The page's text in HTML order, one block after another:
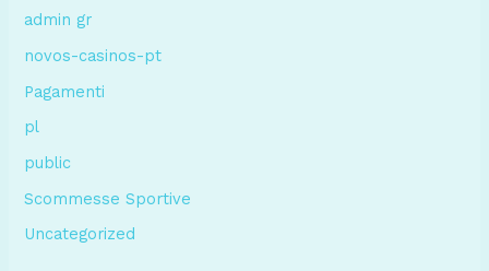
admin gr
novos-casinos-pt
Pagamenti
pl
public
Scommesse Sportive
Uncategorized